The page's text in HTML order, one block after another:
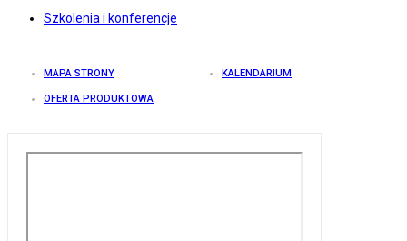
Szkolenia i konferencje
MAPA STRONY KALENDARIUM
OFERTA PRODUKTOWA